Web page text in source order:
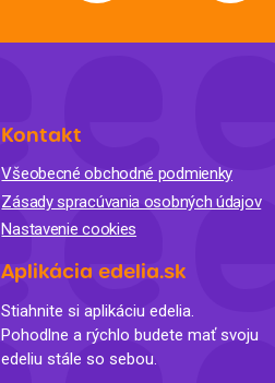
Kontakt
Všeobecné obchodné podmienky
Zásady spracúvania osobných údajov
Nastavenie cookies
Aplikácia edelia.sk
Stiahnite si aplikáciu edelia.
Pohodlne a rýchlo budete mať svoju
edeliu stále so sebou.